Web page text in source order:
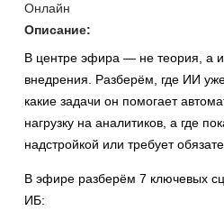
Онлайн
Описание:
В центре эфира — не теория, а
внедрения. Разберём, где ИИ
какие задачи он помогает
нагрузку на аналитиков, а где
надстройкой или требует
В эфире разберём 7 ключевых
ИБ: